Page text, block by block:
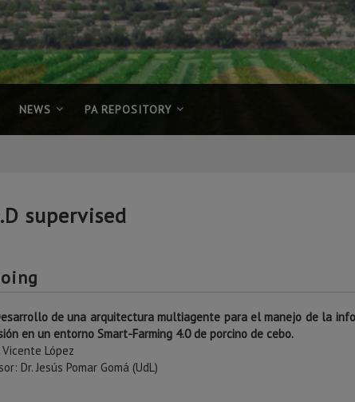
NEWS PA REPOSITORY
supervised
de una arquitectura multiagente para el manejo de la
en un entorno Smart-Farming 4.0 de porcino de cebo.
López
Dr. Jesús Pomar Gomá (UdL)